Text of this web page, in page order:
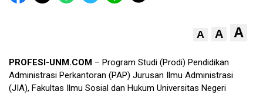
A A A
PROFESI-UNM.COM – Program Studi (Prodi) Pendidikan
Administrasi Perkantoran (PAP) Jurusan Ilmu Administrasi
(JIA), Fakultas Ilmu Sosial dan Hukum Universitas Negeri